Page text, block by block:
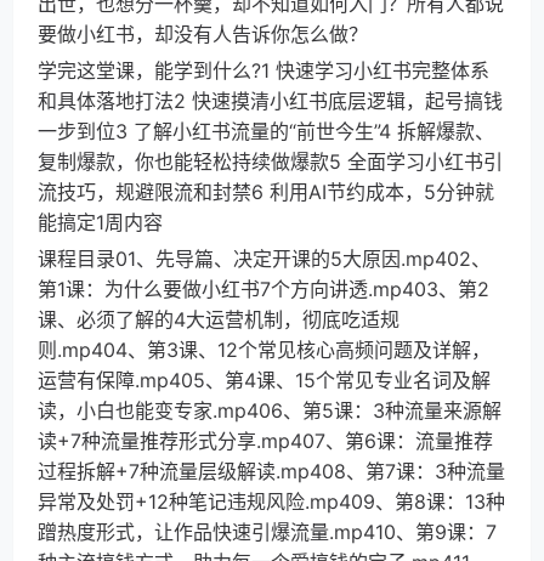
要做小红书，却没有人告诉你怎么做？
学完这堂课，能学到什么?1 快速学习小红书完整体系
和具体落地打法2 快速摸清小红书底层逻辑，起号搞钱
一步到位3 了解小红书流量的“前世今生”4 拆解爆款、
复制爆款，你也能轻松持续做爆款5 全面学习小红书引
流技巧，规避限流和封禁6 利用AI节约成本，5分钟就
能搞定1周内容
课程目录01、先导篇、决定开课的5大原因.mp402、
第1课：为什么要做小红书7个方向讲透.mp403、第2
课、必须了解的4大运营机制，彻底吃适规
则.mp404、第3课、12个常见核心高频问题及详解，
运营有保障.mp405、第4课、15个常见专业名词及解
读，小白也能变专家.mp406、第5课：3种流量来源解
读+7种流量推荐形式分享.mp407、第6课：流量推荐
过程拆解+7种流量层级解读.mp408、第7课：3种流量
异常及处罚+12种笔记违规风险.mp409、第8课：13种
蹭热度形式，让作品快速引爆流量.mp410、第9课：7